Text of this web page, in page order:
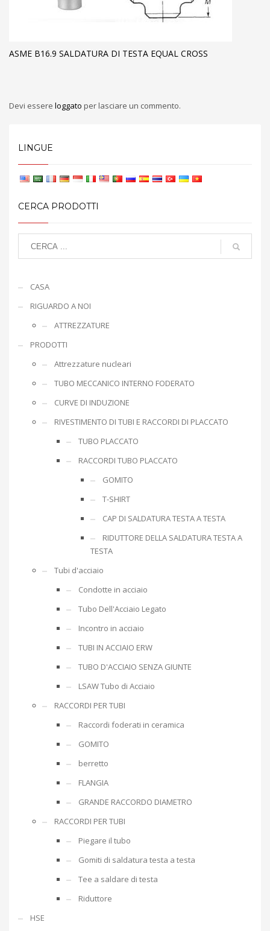
ASME B16.9 SALDATURA DI TESTA EQUAL CROSS
Devi essere loggato per lasciare un commento.
LINGUE
CERCA PRODOTTI
CASA
RIGUARDO A NOI
ATTREZZATURE
PRODOTTI
Attrezzature nucleari
TUBO MECCANICO INTERNO FODERATO
CURVE DI INDUZIONE
RIVESTIMENTO DI TUBI E RACCORDI DI PLACCATO
TUBO PLACCATO
RACCORDI TUBO PLACCATO
GOMITO
T-SHIRT
CAP DI SALDATURA TESTA A TESTA
RIDUTTORE DELLA SALDATURA TESTA A
TESTA
Tubi d'acciaio
Condotte in acciaio
Tubo Dell'Acciaio Legato
Incontro in acciaio
TUBI IN ACCIAIO ERW
TUBO D'ACCIAIO SENZA GIUNTE
LSAW Tubo di Acciaio
RACCORDI PER TUBI
Raccordi foderati in ceramica
GOMITO
berretto
FLANGIA
GRANDE RACCORDO DIAMETRO
RACCORDI PER TUBI
Piegare il tubo
Gomiti di saldatura testa a testa
Tee a saldare di testa
Riduttore
HSE